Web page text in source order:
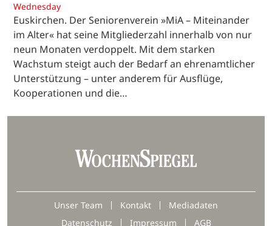
Wednesday
Euskirchen. Der Seniorenverein »MiA – Miteinander
im Alter« hat seine Mitgliederzahl innerhalb von nur
neun Monaten verdoppelt. Mit dem starken
Wachstum steigt auch der Bedarf an ehrenamtlicher
Unterstützung – unter anderem für Ausflüge,
Kooperationen und die…
Unser Team Kontakt
Mediadaten
Datenschutz
Impressum AGB